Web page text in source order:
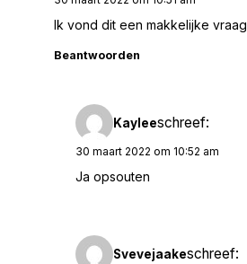
Ik vond dit een makkelijke vraag
Beantwoorden
Kayleeschreef:
30 maart 2022 om 10:52 am
Ja opsouten
Svevejaakeschreef: